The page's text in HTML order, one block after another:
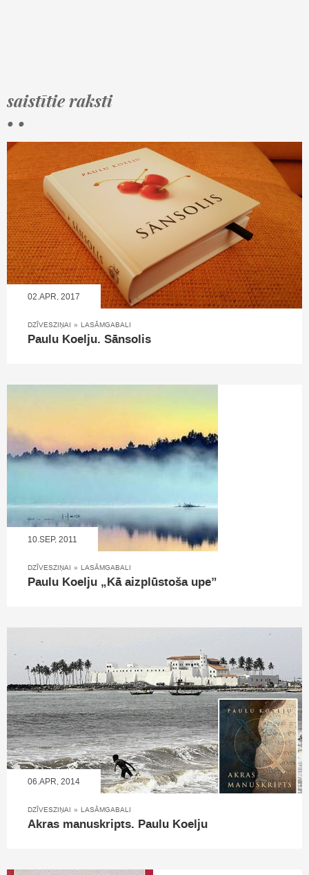
saistītie raksti
• •
02.APR, 2017
DZĪVESZIŅAI » LASĀMGABALI
Paulu Koelju. Sānsolis
10.SEP, 2011
DZĪVESZIŅAI » LASĀMGABALI
Paulu Koelju „Kā aizplūstoša upe”
06.APR, 2014
DZĪVESZIŅAI » LASĀMGABALI
Akras manuskripts. Paulu Koelju